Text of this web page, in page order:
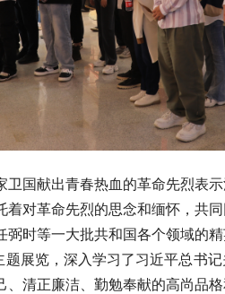
献出青春热血的革命先烈表
对革命先烈的思念和缅怀，共
时等一大批共和国各个领域的
展览，深入学习了习近平总书
清正廉洁、勤勉奉献的高尚品